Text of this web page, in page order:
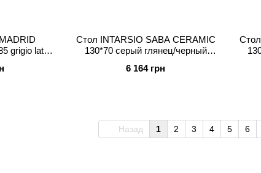
grigio latte
Стол INTARSIO SABA CERAMIC
130*70 серый глянец/черный
6 164 грн
Назад 1 2 3 4 5 6